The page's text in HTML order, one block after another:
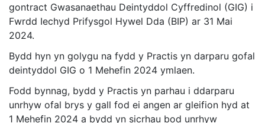
gontract Gwasanaethau Deintyddol Cyffredinol (GIG) i
Fwrdd Iechyd Prifysgol Hywel Dda (BIP) ar 31 Mai
2024.
Bydd hyn yn golygu na fydd y Practis yn darparu gofal
deintyddol GIG o 1 Mehefin 2024 ymlaen.
Fodd bynnag, bydd y Practis yn parhau i ddarparu
unrhyw ofal brys y gall fod ei angen ar gleifion hyd at
1 Mehefin 2024 a bydd yn sicrhau bod unrhyw